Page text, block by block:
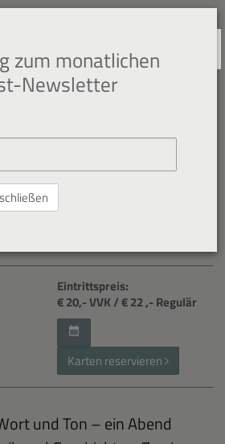
NAVIGATION
Eintrittspreis:
€ 20,- VVK/ € 22,- Regulär
Karten reservieren
und Ton – ein Abend
zum monatlichen
Newsletter
schließen